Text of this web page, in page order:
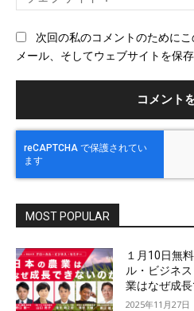
次回の私のコメントのために
メール、そしてウェブサイトを保
MOST POPULAR
１月10日無
ル・ビジネ
業はなぜ成
2025年11月27日